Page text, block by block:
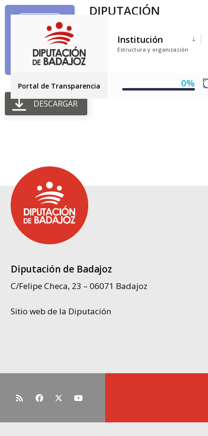
Institución
Estructura y organización
Portal de Transparencia 0%
DIPUTACIÓN
Creado: 28-07-2025
Actualizado: 28-07-2025
DESCARGAR
Diputación de Badajoz
C/Felipe Checa, 23 – 06071 Badajoz
Sitio web de la Diputación